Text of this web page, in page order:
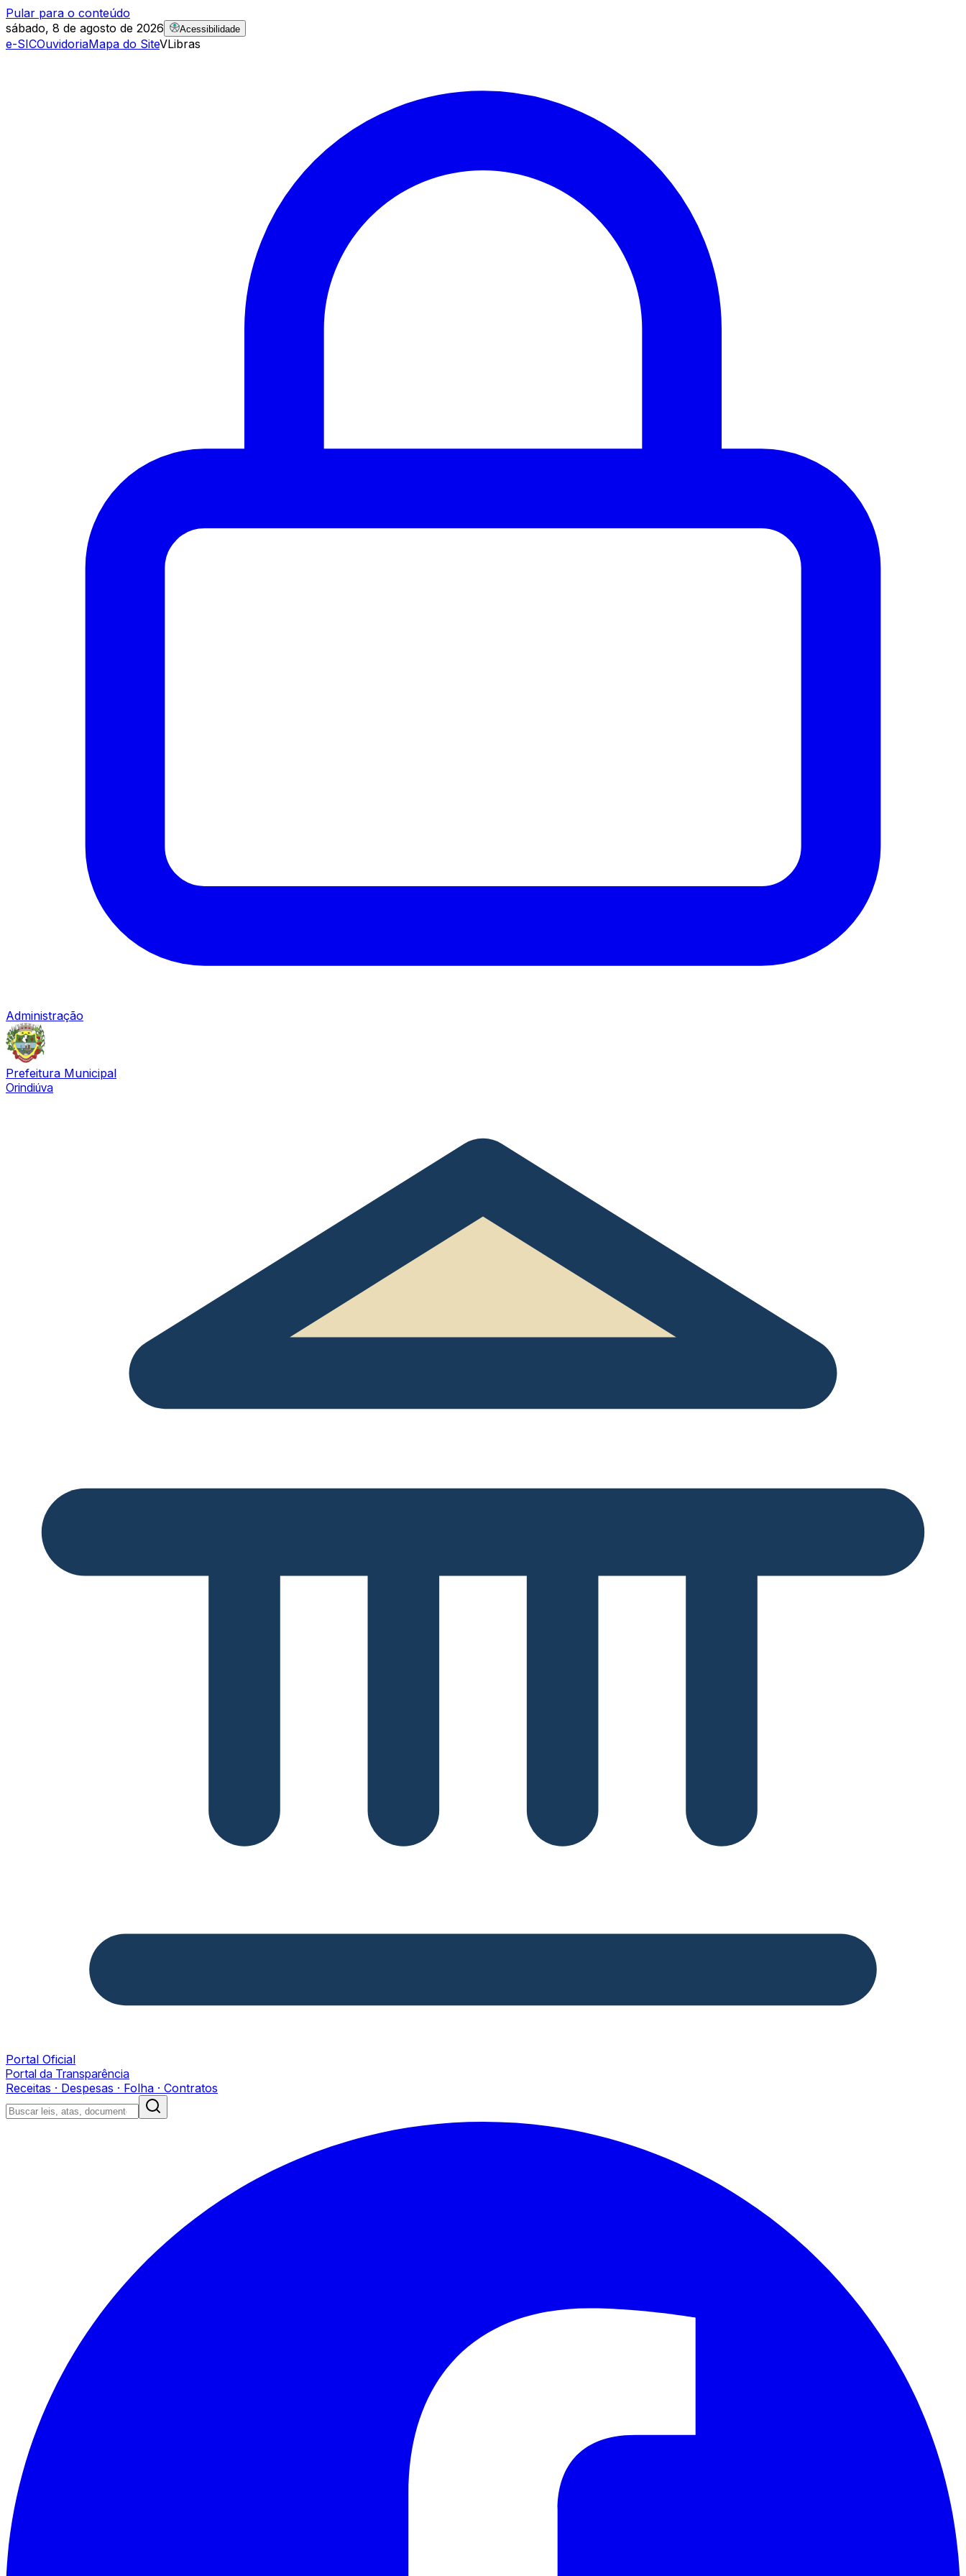
Pular para o conteúdo
sábado, 8 de agosto de 2026
Acessibilidade
e-SICOuvidoriaMapa do SiteVLibras
Administração
Prefeitura Municipal
Orindiúva
Portal Oficial
Portal da Transparência
Receitas · Despesas · Folha · Contratos